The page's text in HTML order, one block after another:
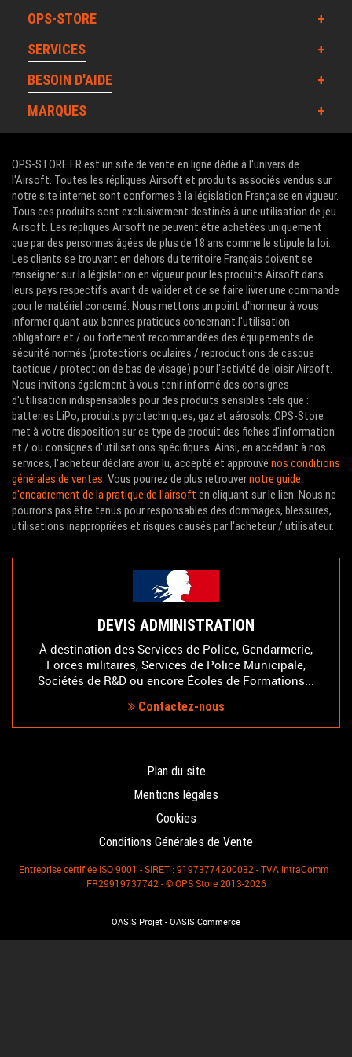
OPS-STORE
SERVICES
BESOIN D'AIDE
MARQUES
OPS-STORE.FR est un site de vente en ligne dédié à l'univers de
l'Airsoft. Toutes les répliques Airsoft et produits associés vendus sur
notre site internet sont conformes à la législation Française en vigueur.
Tous ces produits sont exclusivement destinés à une utilisation de jeu
Airsoft. Les répliques Airsoft ne peuvent être achetées uniquement
que par des personnes âgées de plus de 18 ans comme le stipule la loi.
Les clients se trouvant en dehors du territoire Français doivent se
renseigner sur la législation en vigueur pour les produits Airsoft dans
leurs pays respectifs avant de valider et de se faire livrer une commande
pour le matériel concerné. Nous mettons un point d'honneur à vous
informer quant aux bonnes pratiques concernant l'utilisation
obligatoire et / ou fortement recommandées des équipements de
sécurité normés (protections oculaires / reproductions de casque
tactique / protection de bas de visage) pour l'activité de loisir Airsoft.
Nous invitons également à vous tenir informé des consignes
d'utilisation indispensables pour des produits sensibles tels que :
batteries LiPo, produits pyrotechniques, gaz et aérosols. OPS-Store
met à votre disposition sur ce type de produit des fiches d'information
et / ou consignes d'utilisations spécifiques. Ainsi, en accédant à nos
services, l'acheteur déclare avoir lu, accepté et approuvé nos conditions
générales de ventes. Vous pourrez de plus retrouvernotre guide
d'encadrement de la pratique de l'airsoft en cliquant sur le lien. Nous ne
pourrons pas être tenus pour responsables des dommages, blessures,
utilisations inappropriées et risques causés par l'acheteur / utilisateur.
DEVIS ADMINISTRATION
À destination des Services de Police, Gendarmerie,
Forces militaires, Services de Police Municipale,
Sociétés de R&D ou encore Écoles de Formations...
Contactez-nous
Plan du site
Mentions légales
Cookies
Conditions Générales de Vente
Entreprise certifiée ISO 9001 - SIRET : 91973774200032 - TVA IntraComm :
FR29919737742 - © OPS Store 2013-2026
OASIS Projet - OASIS Commerce